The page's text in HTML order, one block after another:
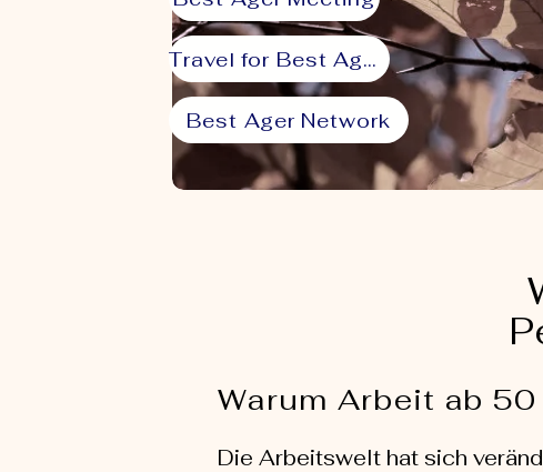
Travel for Best Agers
Best Ager Network
Warum Arbeit ab
Die Arbeitswelt hat sich